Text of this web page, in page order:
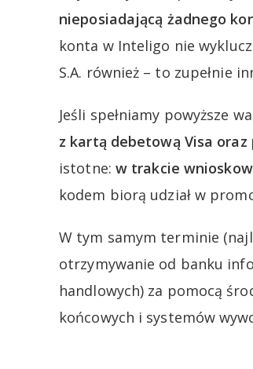
nieposiadającą żadnego
konta w Inteligo nie
S.A. również – to zupełnie
Jeśli spełniamy powyższe
z kartą debetową Visa oraz
istotne: w trakcie
kodem biorą udział w
W tym samym terminie
otrzymywanie od banku
handlowych) za pomocą
końcowych i systemów